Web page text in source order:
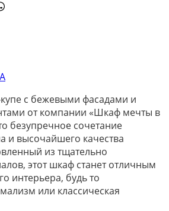
с бежевыми фасадами и
от компании «Шкаф мечты в
безупречное сочетание
и высочайшего качества
из тщательно
этот шкаф станет отличным
интерьера, будь то
или классическая